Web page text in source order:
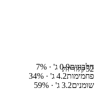
52קלוריות
חלבונים0.9 ג' · 7%
פחמימות4.2 ג' · 34%
שומנים3.2 ג' · 59%